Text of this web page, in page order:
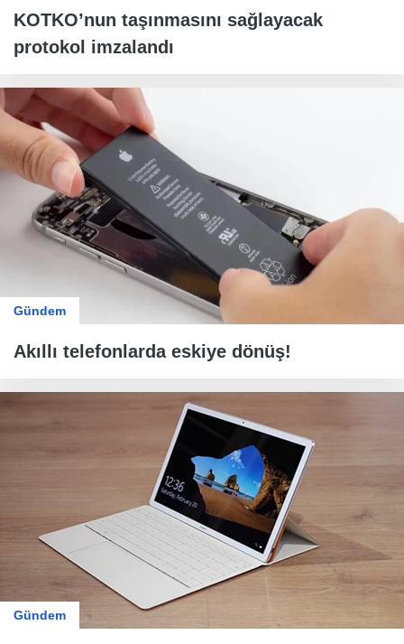
KOTKO’nun taşınmasını sağlayacak
protokol imzalandı
Gündem
Akıllı telefonlarda eskiye dönüş!
Gündem